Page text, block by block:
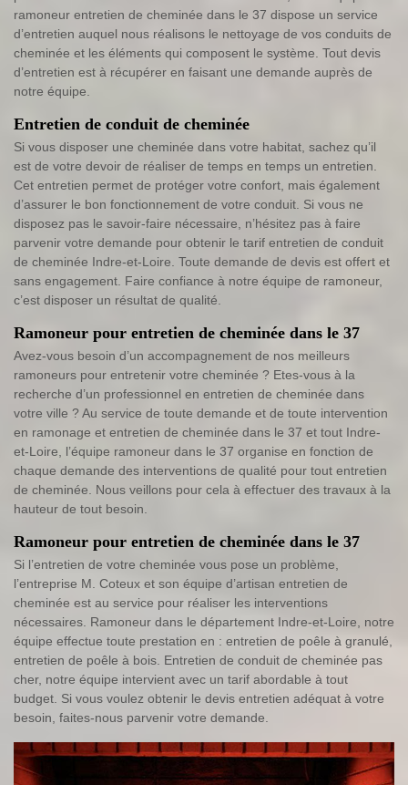
ramoneur entretien de cheminée dans le 37 dispose un service
d’entretien auquel nous réalisons le nettoyage de vos conduits de
cheminée et les éléments qui composent le système. Tout devis
d’entretien est à récupérer en faisant une demande auprès de
notre équipe.
Entretien de conduit de cheminée
Si vous disposer une cheminée dans votre habitat, sachez qu’il
est de votre devoir de réaliser de temps en temps un entretien.
Cet entretien permet de protéger votre confort, mais également
d’assurer le bon fonctionnement de votre conduit. Si vous ne
disposez pas le savoir-faire nécessaire, n’hésitez pas à faire
parvenir votre demande pour obtenir le tarif entretien de conduit
de cheminée Indre-et-Loire. Toute demande de devis est offert et
sans engagement. Faire confiance à notre équipe de ramoneur,
c’est disposer un résultat de qualité.
Ramoneur pour entretien de cheminée dans le 37
Avez-vous besoin d’un accompagnement de nos meilleurs
ramoneurs pour entretenir votre cheminée ? Etes-vous à la
recherche d’un professionnel en entretien de cheminée dans
votre ville ? Au service de toute demande et de toute intervention
en ramonage et entretien de cheminée dans le 37 et tout Indre-
et-Loire, l’équipe ramoneur dans le 37 organise en fonction de
chaque demande des interventions de qualité pour tout entretien
de cheminée. Nous veillons pour cela à effectuer des travaux à la
hauteur de tout besoin.
Ramoneur pour entretien de cheminée dans le 37
Si l’entretien de votre cheminée vous pose un problème,
l’entreprise M. Coteux et son équipe d’artisan entretien de
cheminée est au service pour réaliser les interventions
nécessaires. Ramoneur dans le département Indre-et-Loire, notre
équipe effectue toute prestation en : entretien de poêle à granulé,
entretien de poêle à bois. Entretien de conduit de cheminée pas
cher, notre équipe intervient avec un tarif abordable à tout
budget. Si vous voulez obtenir le devis entretien adéquat à votre
besoin, faites-nous parvenir votre demande.